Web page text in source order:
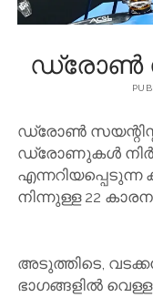
ഡ്രോൺ
ഡ്രോൺ
ഡ്രോണുകൾ
നിന്നുള്ള 22
അടുത്തിടെ,
ഭാഗങ്ങളിൽ